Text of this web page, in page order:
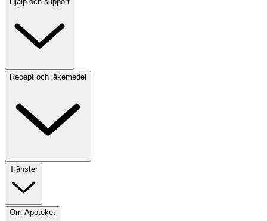
Recept och läkemedel
Tjänster
Om Apoteket